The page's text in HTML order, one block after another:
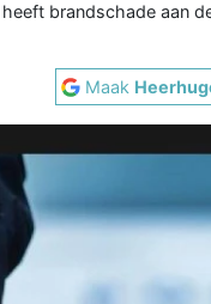
brandschade aan
Maak